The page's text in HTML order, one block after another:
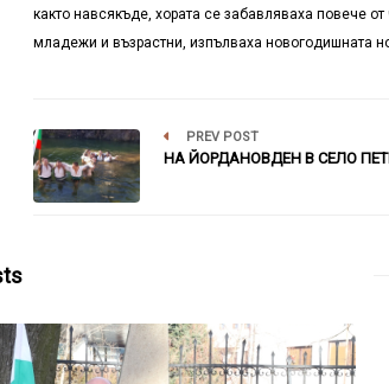
както навсякъде, хората се забавляваха повече
младежи и възрастни, изпълваха новогодишната
PREV POST
НА ЙОРДАНОВДЕН В СЕЛО